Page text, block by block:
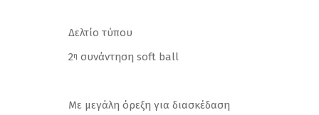
Δελτίο τύπου
2η συνάντηση soft ball
Με μεγάλη όρεξη για διασκέδαση